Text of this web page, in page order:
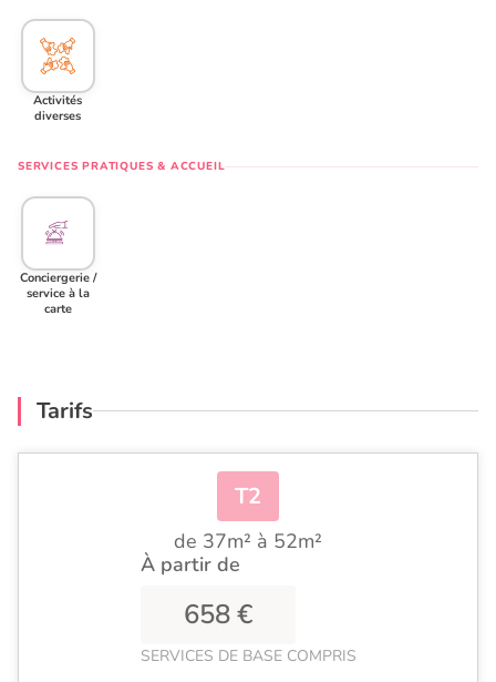
Activités
diverses
SERVICES PRATIQUES & ACCUEIL
Conciergerie /
service à la
carte
Tarifs
T2
de 37m² à 52m²
À partir de
658 €
SERVICES DE BASE COMPRIS